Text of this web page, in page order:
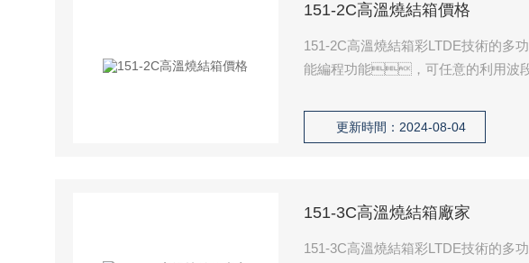
151-2C高溫燒結箱價格
151-2C高溫燒結箱彩LTDE技術的
能編程功能，可任意的利用波
膽采用 不鏽鋼材料製作，價格
更新時間：2024-08-04
151-3C高溫燒結箱廠家
151-3C高溫燒結箱彩LTDE技術的